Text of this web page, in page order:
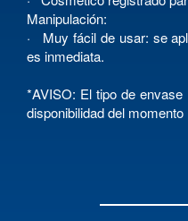
Manipulación:
· Muy fácil de usar: se
es inmediata.
*AVISO: El tipo de
disponibilidad del momento